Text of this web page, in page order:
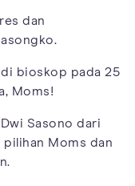
dan
di bioskop pada 25
Moms!
Sasono dari
Moms dan